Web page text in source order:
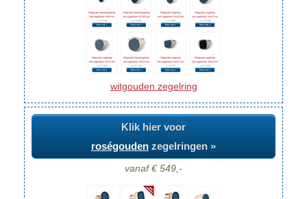
witgouden zegelring
Klik hier voor
roségouden zegelringen »
vanaf € 549,-